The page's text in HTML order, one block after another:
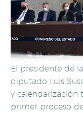
El presidente de
diputado Luis
y calendarización
primer proceso